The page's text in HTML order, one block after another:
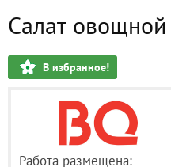
Салат
В избранное!
Работа размещена: